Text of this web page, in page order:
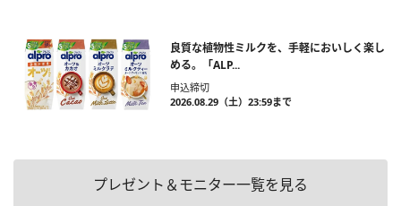
良質な植物性ミルクを、手軽においしく楽し
める。「ALP...
申込締切
2026.08.29（土）23:59まで
プレゼント＆モニター一覧を見る